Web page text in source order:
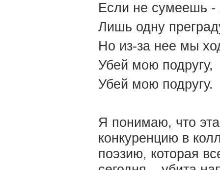
Если не сумеешь -
Лишь одну
Но из-за нее мы
Убей мою подругу,
Убей мою подругу.
Я понимаю, что
конкуренцию в
поэзию, которая